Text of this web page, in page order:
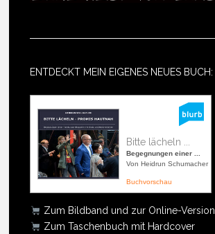
ENTDECKT MEIN EIGENES NEUES BUCH:
Bitte lächeln ...
Begegnungen einer ...
Von Heidrun Schumacher
Buchvorschau
Zum Bildband und zur Online-Version
Zum Taschenbuch mit Hardcover